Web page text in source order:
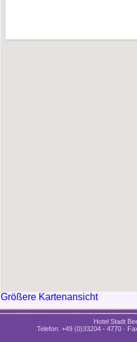
Größere Kartenansicht
Hotel Stadt
Telefon: +49 (0)33204 - 4770 ·